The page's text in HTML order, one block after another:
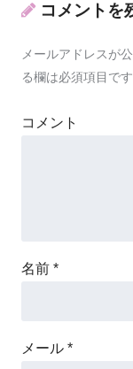
コメントを
メールアドレスが
る欄は必須項目です
コメント
名前 *
メール *